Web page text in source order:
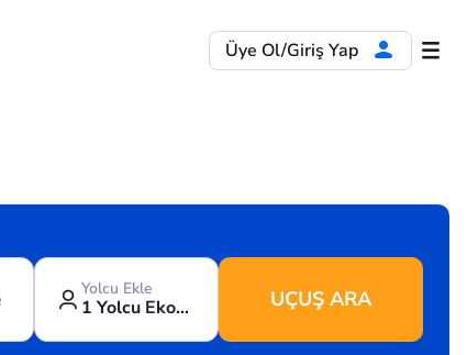
Üye Ol/Giriş Yap
Yolcu Ekle
1 Yolcu Ekonomi UÇUŞ ARA